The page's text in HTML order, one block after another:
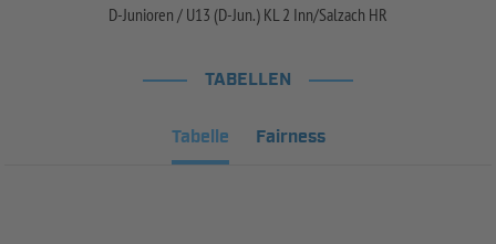
D-Junioren / U13 (D-Jun.) KL 2 Inn/Salzach HR
TABELLEN
Tabelle Fairness